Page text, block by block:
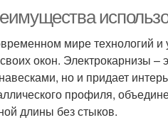
мире технологий и
окон. Электрокарнизы –
но и придает
профиля,
длины без стыков.